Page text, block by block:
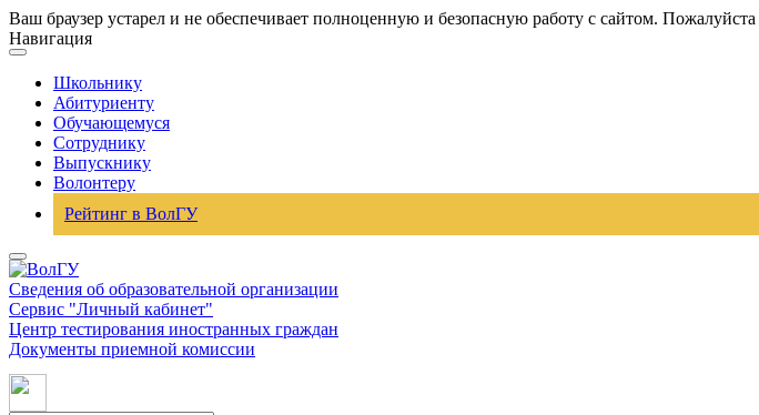
Ваш браузер устарел и не обеспечивает полноценную и безопасную работу с сайтом. Пожалуйста
Навигация
Школьнику
Абитуриенту
Обучающемуся
Сотруднику
Выпускнику
Волонтеру
Рейтинг в ВолГУ
Сведения об образовательной организации
Сервис "Личный кабинет"
Центр тестирования иностранных граждан
Документы приемной комиссии